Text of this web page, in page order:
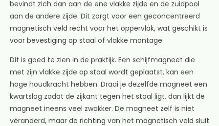
bevindt zich dan aan de ene vlakke zijde en de zuidpool
aan de andere zijde. Dit zorgt voor een geconcentreerd
magnetisch veld recht voor het oppervlak, wat geschikt is
voor bevestiging op staal of vlakke montage.
Dit is goed te zien in de praktijk. Een schijfmagneet die
met zijn vlakke zijde op staal wordt geplaatst, kan een
hoge houdkracht hebben. Draai je dezelfde magneet een
kwartslag zodat de zijkant tegen het staal ligt, dan lijkt de
magneet ineens veel zwakker. De magneet zelf is niet
veranderd, maar de richting van het magnetisch veld sluit